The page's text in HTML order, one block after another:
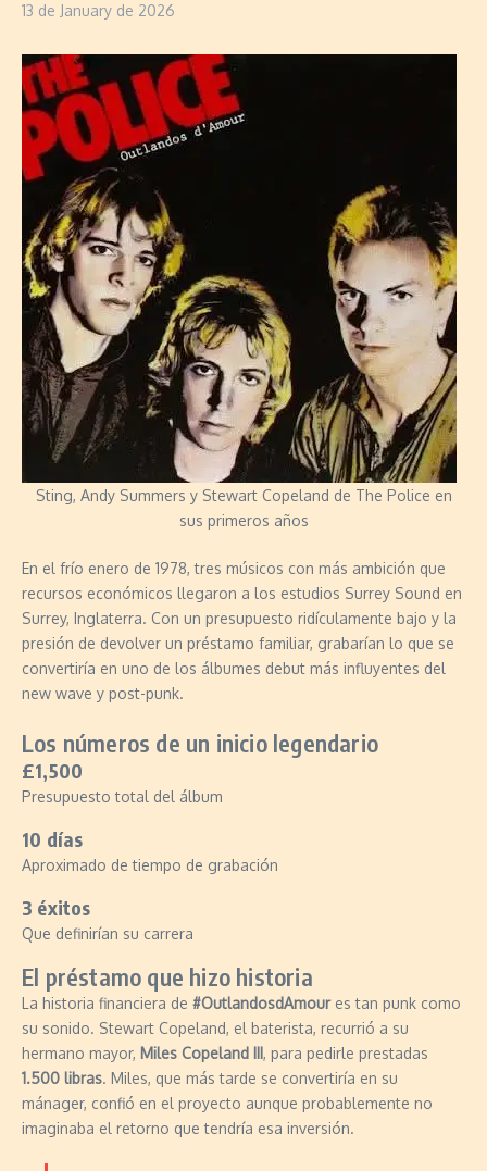
13 de January de 2026
Sting, Andy Summers y Stewart Copeland de The Police en
sus primeros años
En el frío enero de 1978, tres músicos con más ambición que
recursos económicos llegaron a los estudios Surrey Sound en
Surrey, Inglaterra. Con un presupuesto ridículamente bajo y la
presión de devolver un préstamo familiar, grabarían lo que se
convertiría en uno de los álbumes debut más influyentes del
new wave y post-punk.
Los números de un inicio legendario
£1,500
Presupuesto total del álbum
10 días
Aproximado de tiempo de grabación
3 éxitos
Que definirían su carrera
El préstamo que hizo historia
La historia financiera de #OutlandosdAmoures tan punk como
su sonido. Stewart Copeland, el baterista, recurrió a su
hermano mayor, Miles Copeland III, para pedirle prestadas
1.500 libras. Miles, que más tarde se convertiría en su
mánager, confió en el proyecto aunque probablemente no
imaginaba el retorno que tendría esa inversión.